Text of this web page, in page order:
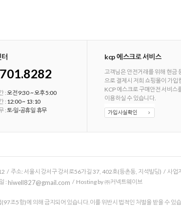
:오전 9:30 ~ 오후 5:00
:12:00 ~ 13:10
:토·일·공휴일 휴무
kcp 에스크로 서비스
고객님은 안전거래를 위해 현금
으로 결제시 저희 쇼핑몰이 가입
KCP 에스크로 구매안전 서비스
이용하실 수 있습니다.
주소: 서울시 강서구 강서로56가길 37, 402호(등촌동, 지석빌딩) / 사
: hiwell827@gmail.com / Hosting by ㈜커넥트웨이브
조5항)에 의해 금지되어 있습니다.이를 위반시 법적인 처벌을 받을 수 있